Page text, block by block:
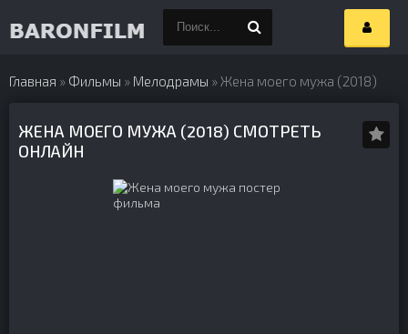
Главная » Фильмы » Мелодрамы » Жена моего мужа (2018)
ЖЕНА МОЕГО МУЖА (2018) СМОТРЕТЬ
ОНЛАЙН